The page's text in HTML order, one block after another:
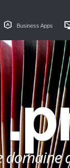
Business Apps
domaine